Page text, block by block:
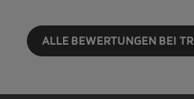
ALLE BEWERTUNGEN BEI